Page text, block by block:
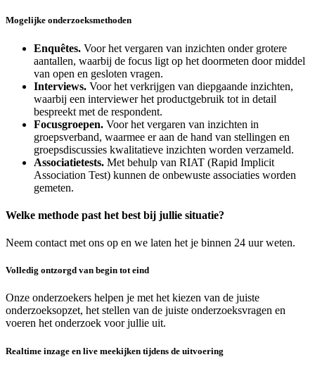
Mogelijke onderzoeksmethoden
Enquêtes. Voor het vergaren van inzichten onder grotere
aantallen, waarbij de focus ligt op het doormeten door middel
van open en gesloten vragen.
Interviews. Voor het verkrijgen van diepgaande inzichten,
waarbij een interviewer het productgebruik tot in detail
bespreekt met de respondent.
Focusgroepen. Voor het vergaren van inzichten in
groepsverband, waarmee er aan de hand van stellingen en
groepsdiscussies kwalitatieve inzichten worden verzameld.
Associatietests. Met behulp van RIAT (Rapid Implicit
Association Test) kunnen de onbewuste associaties worden
gemeten.
Welke methode past het best bij jullie situatie?
Neem contact met ons op en we laten het je binnen 24 uur weten.
Volledig ontzorgd van begin tot eind
Onze onderzoekers helpen je met het kiezen van de juiste
onderzoeksopzet, het stellen van de juiste onderzoeksvragen en
voeren het onderzoek voor jullie uit.
Realtime inzage en live meekijken tijdens de uitvoering